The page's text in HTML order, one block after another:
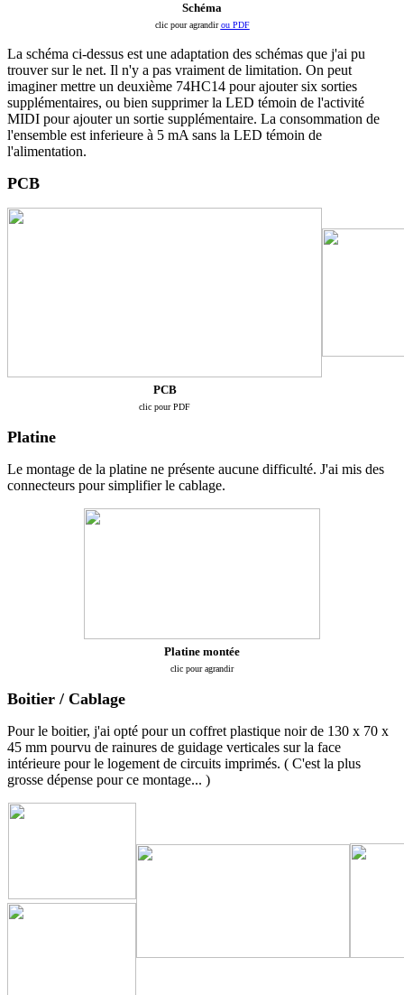
Schéma
clic pour agrandirou PDF
La schéma ci-dessus est une adaptation des schémas que j'ai pu
trouver sur le net. Il n'y a pas vraiment de limitation. On peut
imaginer mettre un deuxième 74HC14 pour ajouter six sorties
supplémentaires, ou bien supprimer la LED témoin de l'activité
MIDI pour ajouter un sortie supplémentaire. La consommation de
l'ensemble est inferieure à 5 mA sans la LED témoin de
l'alimentation.
PCB
PCB
clic pour PDF
Platine
Le montage de la platine ne présente aucune difficulté. J'ai mis des
connecteurs pour simplifier le cablage.
Platine montée
clic pour agrandir
Boitier / Cablage
Pour le boitier, j'ai opté pour un coffret plastique noir de 130 x 70 x
45 mm pourvu de rainures de guidage verticales sur la face
intérieure pour le logement de circuits imprimés. ( C'est la plus
grosse dépense pour ce montage... )